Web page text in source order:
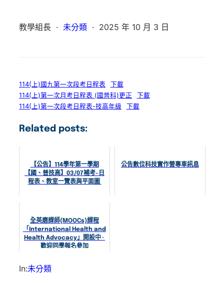
教學組長 · 未分類 · 2025 年 10 月 3 日
114(上)國九第一次段考日程表
下載
114(上)第一次月考日程表 (國普科)更正
下載
114(上)第一次段考日程表-技高年級
下載
Related posts:
【公告】114學年第一學期
【國、普技高】03/07補考-日
程表、教室一覽表與平面圖
公告數位科技實作營專車訊息
全英磨課師(MOOCs)課程
「International Health and
Health Advocacy」開設中~
歡迎同學報名參加
In:未分類